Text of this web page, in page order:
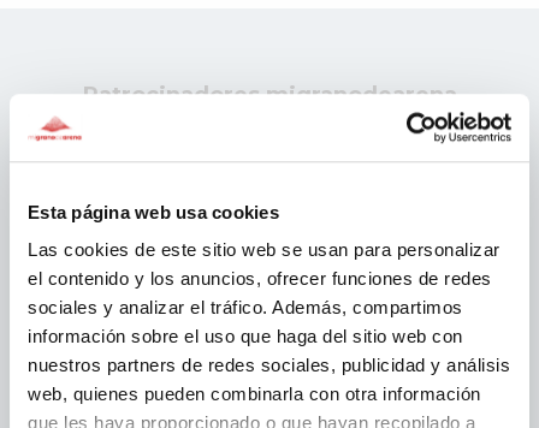
Esta página web usa cookies
Las cookies de este sitio web se usan para personalizar
el contenido y los anuncios, ofrecer funciones de redes
sociales y analizar el tráfico. Además, compartimos
información sobre el uso que haga del sitio web con
nuestros partners de redes sociales, publicidad y análisis
web, quienes pueden combinarla con otra información
que les haya proporcionado o que hayan recopilado a
Patrocinadores migranodearena